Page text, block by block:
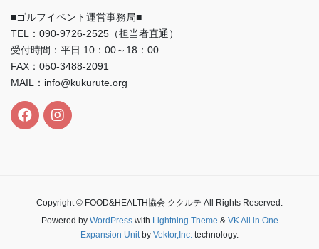
■ゴルフイベント運営事務局■
TEL：090‐9726‐2525（担当者直通）
受付時間：平日 10：00～18：00
FAX：050-3488-2091
MAIL：info@kukurute.org
Copyright © FOOD&HEALTH協会 ククルテ All Rights Reserved.
Powered by WordPresswith Lightning Theme & VK All in One
Expansion Unit by Vektor,Inc. technology.